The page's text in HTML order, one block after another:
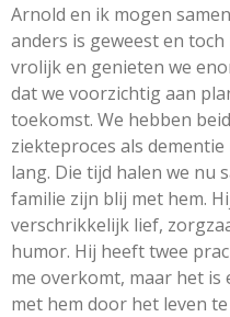
Arnold en ik mogen
anders is geweest en
vrolijk en genieten we
dat we voorzichtig aan
toekomst. We hebben
ziekteproces als
lang. Die tijd halen we nu
familie zijn blij met hem.
verschrikkelijk lief,
humor. Hij heeft twee
me overkomt, maar het
met hem door het leven